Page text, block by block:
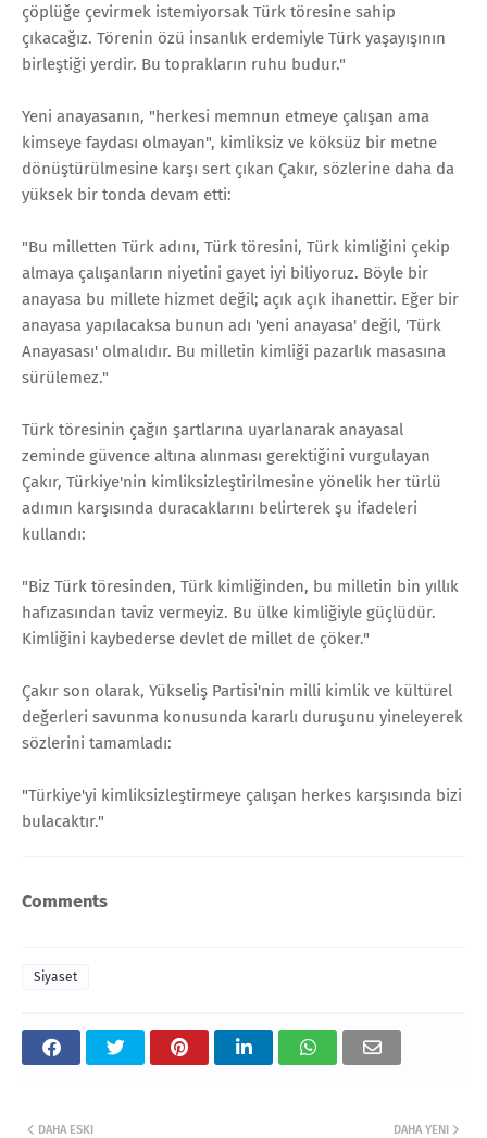
çöplüğe çevirmek istemiyorsak Türk töresine sahip
çıkacağız. Törenin özü insanlık erdemiyle Türk yaşayışının
birleştiği yerdir. Bu toprakların ruhu budur."
Yeni anayasanın, "herkesi memnun etmeye çalışan ama
kimseye faydası olmayan", kimliksiz ve köksüz bir metne
dönüştürülmesine karşı sert çıkan Çakır, sözlerine daha da
yüksek bir tonda devam etti:
"Bu milletten Türk adını, Türk töresini, Türk kimliğini çekip
almaya çalışanların niyetini gayet iyi biliyoruz. Böyle bir
anayasa bu millete hizmet değil; açık açık ihanettir. Eğer bir
anayasa yapılacaksa bunun adı 'yeni anayasa' değil, 'Türk
Anayasası' olmalıdır. Bu milletin kimliği pazarlık masasına
sürülemez."
Türk töresinin çağın şartlarına uyarlanarak anayasal
zeminde güvence altına alınması gerektiğini vurgulayan
Çakır, Türkiye'nin kimliksizleştirilmesine yönelik her türlü
adımın karşısında duracaklarını belirterek şu ifadeleri
kullandı:
"Biz Türk töresinden, Türk kimliğinden, bu milletin bin yıllık
hafızasından taviz vermeyiz. Bu ülke kimliğiyle güçlüdür.
Kimliğini kaybederse devlet de millet de çöker."
Çakır son olarak, Yükseliş Partisi'nin milli kimlik ve kültürel
değerleri savunma konusunda kararlı duruşunu yineleyerek
sözlerini tamamladı:
"Türkiye'yi kimliksizleştirmeye çalışan herkes karşısında bizi
bulacaktır."
Comments
Siyaset
DAHA YENI
DAHA ESKI